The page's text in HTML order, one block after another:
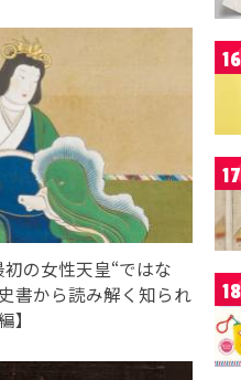
の女性天皇“ではな
書から読み解く知られ
】
16
17
18